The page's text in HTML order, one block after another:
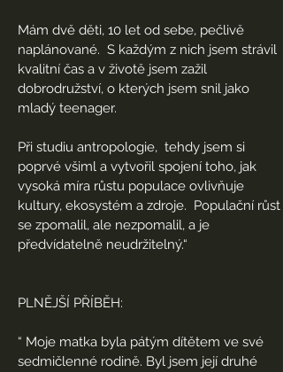
Mám dvě děti, 10 let od sebe, pečlivě
naplánované. S každým z nich jsem strávil
kvalitní čas a v životě jsem zažil
dobrodružství, o kterých jsem snil jako
mladý teenager.
Při studiu antropologie, tehdy jsem si
poprvé všiml a vytvořil spojení toho, jak
vysoká míra růstu populace ovlivňuje
kultury, ekosystém a zdroje. Populační růst
se zpomalil, ale nezpomalil, a je
předvídatelně neudržitelný.“
PLNĚJŠÍ PŘÍBĚH:
“ Moje matka byla pátým dítětem ve své
sedmičlenné rodině. Byl jsem její druhé